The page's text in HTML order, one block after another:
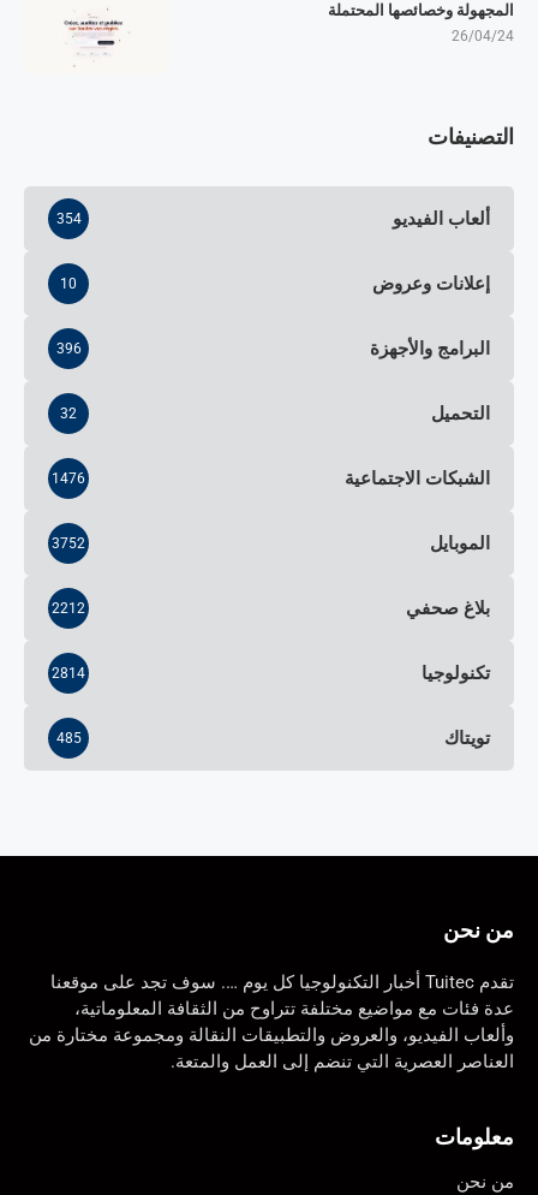
المجهولة وخصائصها المحتملة
26/04/24
التصنيفات
ألعاب الفيديو 354
إعلانات وعروض 10
البرامج والأجهزة 396
التحميل 32
الشبكات الاجتماعية 1476
الموبايل 3752
بلاغ صحفي 2212
تكنولوجيا 2814
تويتاك 485
من نحن
تقدم Tuitec أخبار التكنولوجيا كل يوم …. سوف تجد على موقعنا
عدة فئات مع مواضيع مختلفة تتراوح من الثقافة المعلوماتية،
وألعاب الفيديو، والعروض والتطبيقات النقالة ومجموعة مختارة من
العناصر العصرية التي تنضم إلى العمل والمتعة.
معلومات
من نحن